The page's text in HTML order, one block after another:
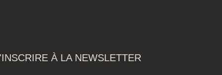
À LA NEWSLETTER